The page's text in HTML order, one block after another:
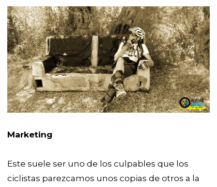
Marketing
Este suele ser uno de los culpables que los
ciclistas parezcamos unos copias de otros a la